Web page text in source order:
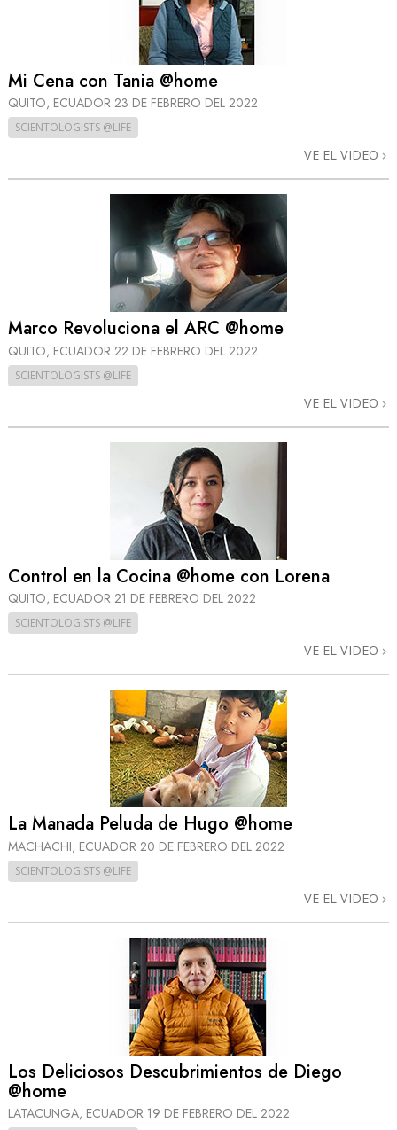
Mi Cena con Tania @home
QUITO, ECUADOR 23 DE FEBRERO DEL 2022
SCIENTOLOGISTS @LIFE
VE EL VIDEO
Marco Revoluciona el ARC @home
QUITO, ECUADOR 22 DE FEBRERO DEL 2022
SCIENTOLOGISTS @LIFE
VE EL VIDEO
Control en la Cocina @home con Lorena
QUITO, ECUADOR 21 DE FEBRERO DEL 2022
SCIENTOLOGISTS @LIFE
VE EL VIDEO
La Manada Peluda de Hugo @home
MACHACHI, ECUADOR 20 DE FEBRERO DEL 2022
SCIENTOLOGISTS @LIFE
VE EL VIDEO
Los Deliciosos Descubrimientos de Diego
@home
LATACUNGA, ECUADOR 19 DE FEBRERO DEL 2022